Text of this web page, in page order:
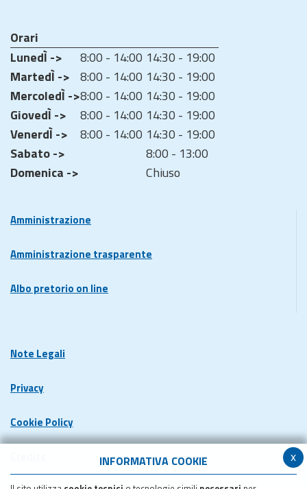
x
INFORMATIVA COOKIE
Orari
LunedÌ ->
8:00 - 14:00 14:30 - 19:00
MartedÌ -> 8:00 - 14:00 14:30 - 19:00
MercoledÌ ->8:00 - 14:00 14:30 - 19:00
GiovedÌ ->
8:00 - 14:00 14:30 - 19:00
VenerdÌ ->
8:00 - 14:00 14:30 - 19:00
Sabato ->
8:00 - 13:00
Domenica ->
Chiuso
Amministrazione
Amministrazione trasparente
Albo pretorio on line
Note Legali
Privacy
Cookie Policy